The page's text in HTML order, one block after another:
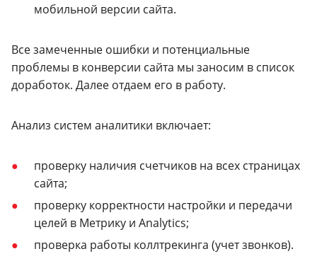
мобильной версии сайта.
Все замеченные ошибки и потенциальные
проблемы в конверсии сайта мы заносим в список
доработок. Далее отдаем его в работу.
Анализ систем аналитики включает:
проверку наличия счетчиков на всех страницах
сайта;
проверку корректности настройки и передачи
целей в Метрику и Analytics;
проверка работы коллтрекинга (учет звонков).